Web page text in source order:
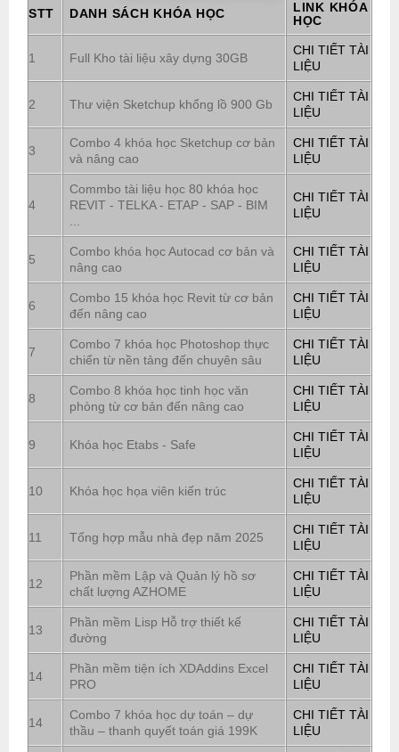
STT DANH SÁCH KHÓA HỌC
LINK KHÓA
HỌC
1 Full Kho tài liệu xây dựng 30GB
CHI TIẾT TÀI
LIỆU
2 Thư viện Sketchup khổng lồ 900 Gb
CHI TIẾT TÀI
LIỆU
3
Combo 4 khóa học Sketchup cơ bản
và nâng cao
CHI TIẾT TÀI
LIỆU
4
Commbo tài liệu học 80 khóa học
REVIT - TELKA - ETAP - SAP - BIM
CHI TIẾT TÀI
LIỆU
5
Combo khóa học Autocad cơ bản và
nâng cao
CHI TIẾT TÀI
LIỆU
6
Combo 15 khóa học Revit từ cơ bản
đến nâng cao
CHI TIẾT TÀI
LIỆU
7
Combo 7 khóa học Photoshop thực
chiến từ nền tảng đến chuyên sâu
CHI TIẾT TÀI
LIỆU
8
Combo 8 khóa học tinh học văn
phòng từ cơ bản đến nâng cao
CHI TIẾT TÀI
LIỆU
9 Khóa học Etabs - Safe
CHI TIẾT TÀI
LIỆU
10 Khóa học họa viên kiến trúc
CHI TIẾT TÀI
LIỆU
11 Tổng hợp mẫu nhà đẹp năm 2025
CHI TIẾT TÀI
LIỆU
12
Phần mềm Lập và Quản lý hồ sơ
chất lượng AZHOME
CHI TIẾT TÀI
LIỆU
13
Phần mềm Lisp Hỗ trợ thiết kế
đường
CHI TIẾT TÀI
LIỆU
14
Phần mềm tiện ích XDAddins Excel
PRO
CHI TIẾT TÀI
LIỆU
14
Combo 7 khóa học dự toán – dự
thầu – thanh quyết toán giá 199K
CHI TIẾT TÀI
LIỆU